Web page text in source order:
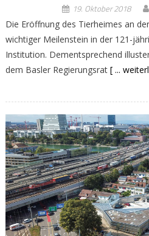
19. Oktober 2018
Die Eröffnung des Tierheimes an
wichtiger Meilenstein in der 121-
Institution. Dementsprechend
dem Basler Regierungsrat [ ...